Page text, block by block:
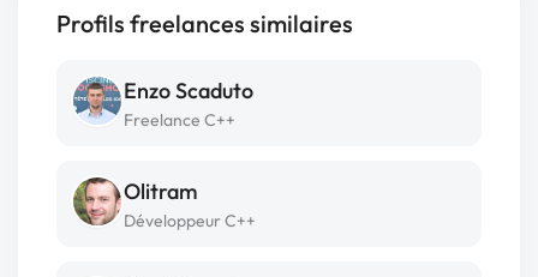
Profils freelances similaires
Enzo Scaduto
Freelance C++
Olitram
Développeur C++